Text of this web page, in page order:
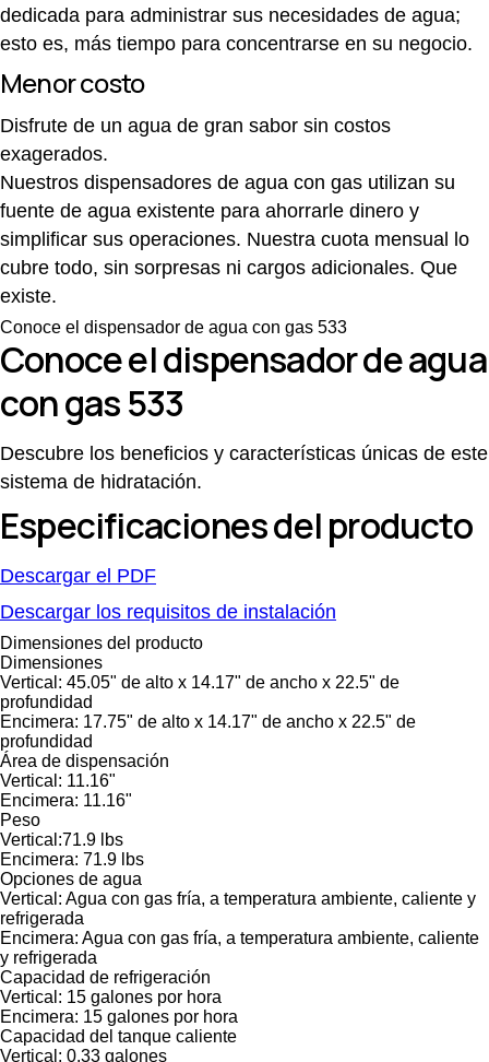
dedicada para administrar sus necesidades de agua;
esto es, más tiempo para concentrarse en su negocio.
Menor costo
Disfrute de un agua de gran sabor sin costos
exagerados.
Nuestros dispensadores de agua con gas utilizan su
fuente de agua existente para ahorrarle dinero y
simplificar sus operaciones. Nuestra cuota mensual lo
cubre todo, sin sorpresas ni cargos adicionales. Que
existe.
Conoce el dispensador de agua con gas 533
Conoce el dispensador de agua
con gas 533
Descubre los beneficios y características únicas de este
sistema de hidratación.
Especificaciones del producto
Descargar el PDF
Descargar los requisitos de instalación
Dimensiones del producto
Dimensiones
Vertical: 45.05" de alto x 14.17" de ancho x 22.5" de
profundidad
Encimera: 17.75" de alto x 14.17" de ancho x 22.5" de
profundidad
Área de dispensación
Vertical: 11.16"
Encimera: 11.16"
Peso
Vertical:71.9 lbs
Encimera: 71.9 lbs
Opciones de agua
Vertical: Agua con gas fría, a temperatura ambiente, caliente y
refrigerada
Encimera: Agua con gas fría, a temperatura ambiente, caliente
y refrigerada
Capacidad de refrigeración
Vertical: 15 galones por hora
Encimera: 15 galones por hora
Capacidad del tanque caliente
Vertical: 0.33 galones